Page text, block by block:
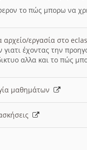
το πώς μπορω να
αρχείο/εργασία στο
γιατι έχοντας την
αλλα και το πώς
μαθημάτων